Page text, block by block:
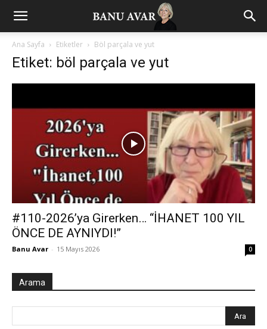
Ana Sayfa Etiketler Böl parçala ve yut
Etiket: böl parçala ve yut
#110-2026’ya Girerken… “İHANET 100 YIL
ÖNCE DE AYNIYDI!”
Banu Avar - 15 Mayıs 2026 0
Arama